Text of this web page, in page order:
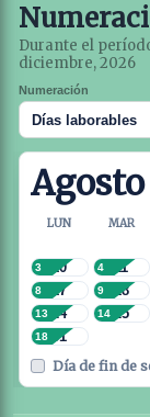
Durante el
diciembre, 2026
Numeración
LUN MAR
10
3 11
4
17
8 18
9
24
13 25
14
31
18
Día de fin de